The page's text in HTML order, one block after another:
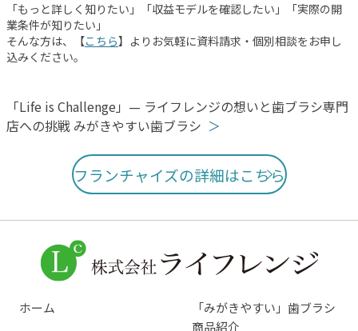
「もっと詳しく知りたい」「収益モデルを確認したい」「実際の開
業条件が知りたい」
そんな方は、【こちら】よりお気軽に資料請求・個別相談をお申し
込みください。
投
稿
ゲ
ョ
「Life is Challenge」— ライフレンジの想いと歯ブラシ専門
店への挑戦 みがきやすい歯ブラシ
フランチャイズの詳細はこちら
ホーム
「みがきやすい」歯ブラシ
商品紹介